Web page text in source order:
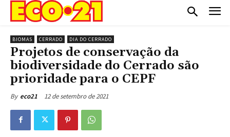
BIOMAS CERRADO DIA DO CERRADO
Projetos de conservação da
biodiversidade do Cerrado são
prioridade para o CEPF
By eco21 12 de setembro de 2021